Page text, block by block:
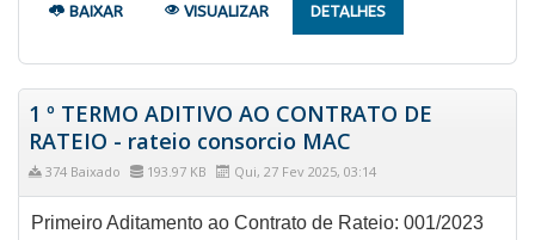
BAIXAR VISUALIZAR DETALHES
1 º TERMO ADITIVO AO CONTRATO DE
RATEIO - rateio consorcio MAC
374 Baixado 193.97 KB Qui, 27 Fev 2025, 03:14
Primeiro Aditamento ao Contrato de Rateio: 001/2023